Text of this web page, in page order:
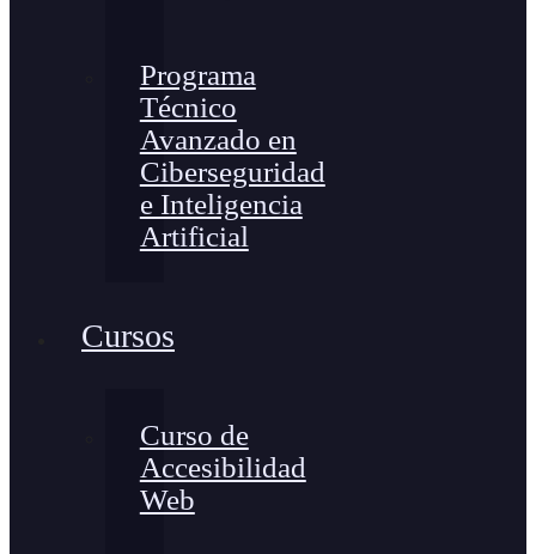
Programa
Técnico
Avanzado en
Ciberseguridad
e Inteligencia
Artificial
Cursos
Curso de
Accesibilidad
Web